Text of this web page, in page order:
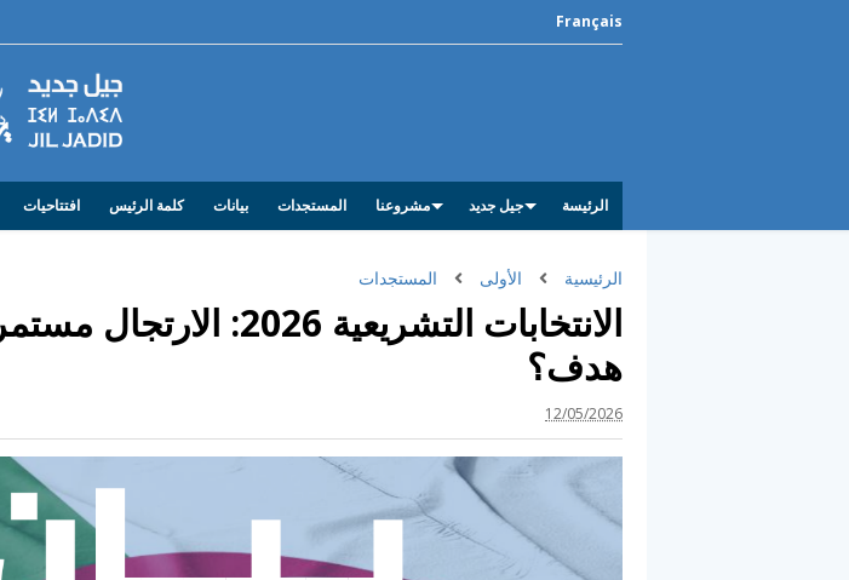
Français
الرئيسة جيل جديد مشروعنا المستجدات بيانات كلمة الرئيس افتتاحيات
الرئيسية الأولى المستجدات
الانتخابات التشريعية 2026:
هدف؟
12/05/2026